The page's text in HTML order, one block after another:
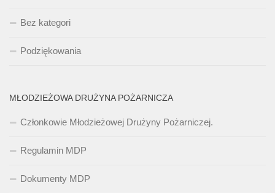
Bez kategori
Podziękowania
MŁODZIEŻOWA DRUŻYNA POŻARNICZA
Członkowie Młodzieżowej Drużyny Pożarniczej.
Regulamin MDP
Dokumenty MDP